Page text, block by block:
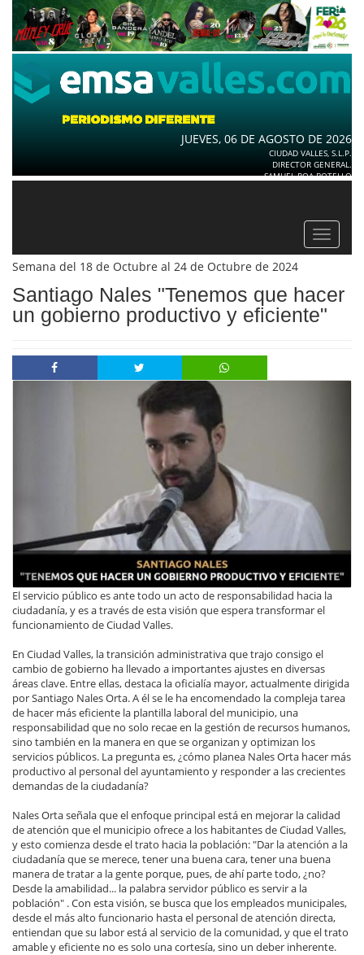
JUEVES, 06 DE AGOSTO DE 2026
CIUDAD VALLES, S.L.P.
DIRECTOR GENERAL.
SAMUEL ROA BOTELLO
Toggle
Semana del 18 de Octubre al 24 de Octubre de 2024
Santiago Nales "Tenemos que hacer
un gobierno productivo y eficiente"
El servicio público es ante todo un acto de responsabilidad hacia la
ciudadanía, y es a través de esta visión que espera transformar el
funcionamiento de Ciudad Valles.
En Ciudad Valles, la transición administrativa que trajo consigo el
cambio de gobierno ha llevado a importantes ajustes en diversas
áreas clave. Entre ellas, destaca la oficialía mayor, actualmente dirigida
por Santiago Nales Orta. A él se le ha encomendado la compleja tarea
de hacer más eficiente la plantilla laboral del municipio, una
responsabilidad que no solo recae en la gestión de recursos humanos,
sino también en la manera en que se organizan y optimizan los
servicios públicos. La pregunta es, ¿cómo planea Nales Orta hacer más
productivo al personal del ayuntamiento y responder a las crecientes
demandas de la ciudadanía?
Nales Orta señala que el enfoque principal está en mejorar la calidad
de atención que el municipio ofrece a los habitantes de Ciudad Valles,
y esto comienza desde el trato hacia la población: "Dar la atención a la
ciudadanía que se merece, tener una buena cara, tener una buena
manera de tratar a la gente porque, pues, de ahí parte todo, ¿no?
Desde la amabilidad... la palabra servidor público es servir a la
población" . Con esta visión, se busca que los empleados municipales,
desde el más alto funcionario hasta el personal de atención directa,
entiendan que su labor está al servicio de la comunidad, y que el trato
amable y eficiente no es solo una cortesía, sino un deber inherente.